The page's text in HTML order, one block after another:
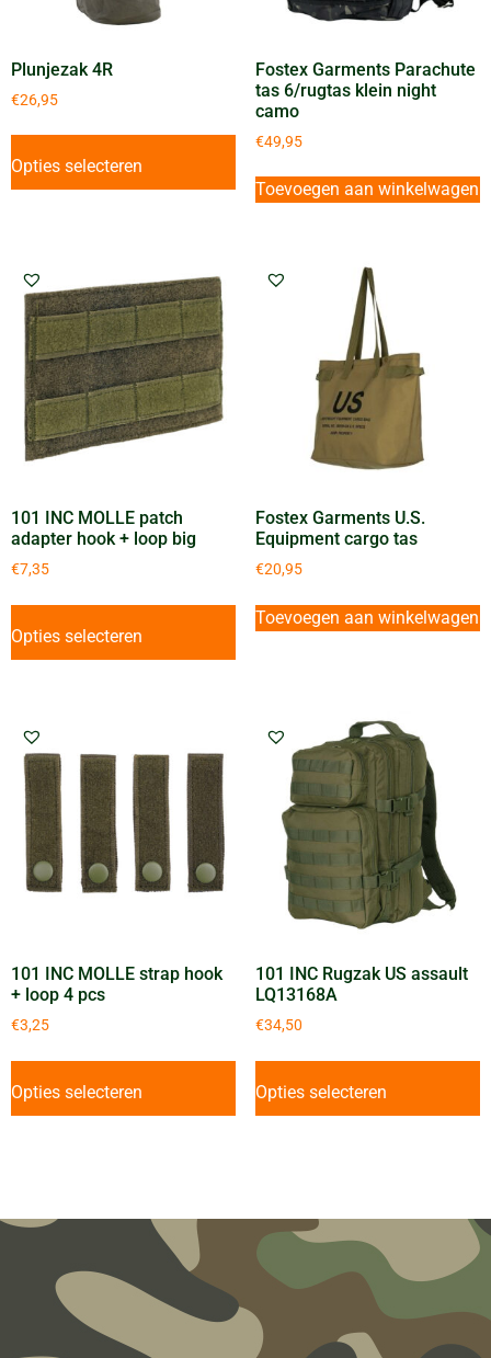
Plunjezak 4R
€26,95
Opties selecteren
Fostex Garments Parachute
tas 6/rugtas klein night
camo
€49,95
Toevoegen aan winkelwagen
101 INC MOLLE patch
adapter hook + loop big
€7,35
Opties selecteren
Fostex Garments U.S.
Equipment cargo tas
€20,95
Toevoegen aan winkelwagen
101 INC MOLLE strap hook
+ loop 4 pcs
€3,25
Opties selecteren
101 INC Rugzak US assault
LQ13168A
€34,50
Opties selecteren